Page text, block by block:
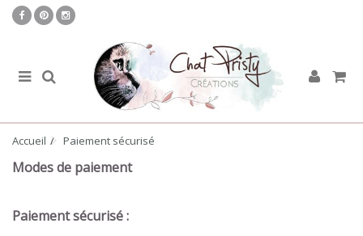
Accueil Paiement sécurisé
Modes de paiement
Paiement sécurisé :